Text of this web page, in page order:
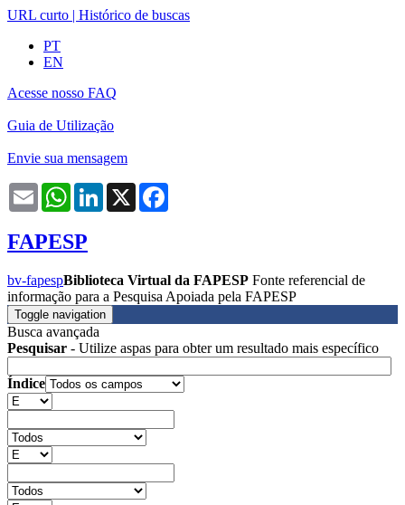
URL curto | Histórico de buscas
PT
EN
Acesse nosso FAQ
Guia de Utilização
Envie sua mensagem
Email WhatsAppLinkedIn
X
FAPESP
bv-fapespBiblioteca Virtual da FAPESP Fonte referencial de
informação para a Pesquisa Apoiada pela FAPESP
Toggle navigation
Busca avançada
Pesquisar - Utilize aspas para obter um resultado mais específico
Índice